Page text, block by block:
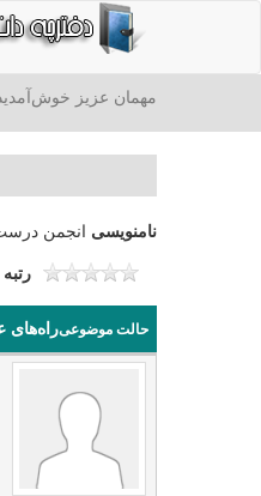
مهمان عزیز
نامنویسی انجمن
حالت موضوعیراه‌های